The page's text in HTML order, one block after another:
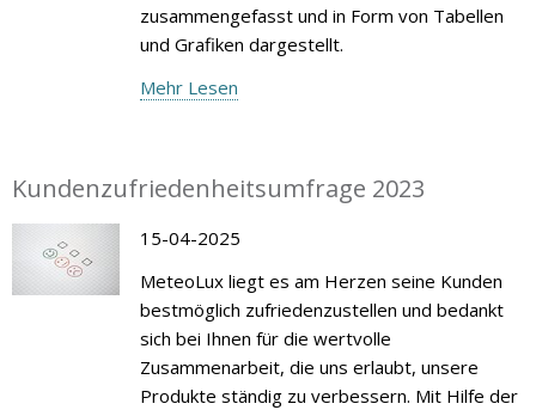
zusammengefasst und in Form von Tabellen
und Grafiken dargestellt.
Mehr Lesen
Kundenzufriedenheitsumfrage 2023
15-04-2025
MeteoLux liegt es am Herzen seine Kunden
bestmöglich zufriedenzustellen und bedankt
sich bei Ihnen für die wertvolle
Zusammenarbeit, die uns erlaubt, unsere
Produkte ständig zu verbessern. Mit Hilfe der